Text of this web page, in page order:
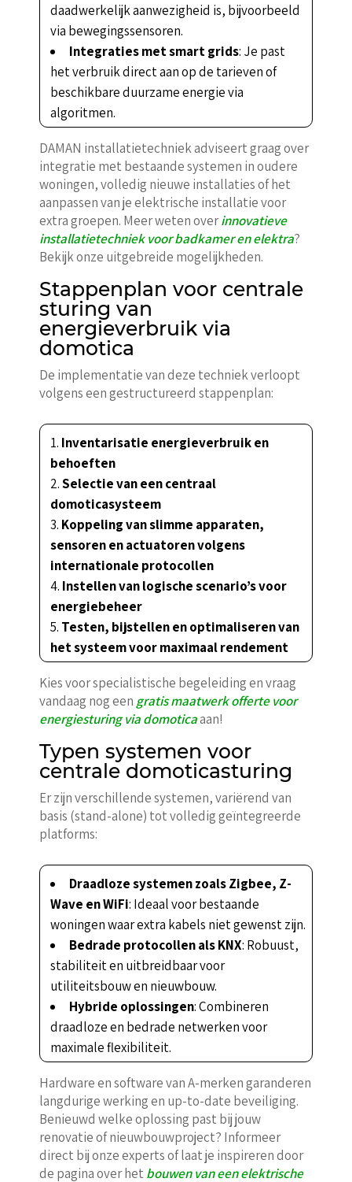
daadwerkelijk aanwezigheid is, bijvoorbeeld
via bewegingssensoren.
Integraties met smart grids: Je past
het verbruik direct aan op de tarieven of
beschikbare duurzame energie via
algoritmen.
DAMAN installatietechniek adviseert graag over
integratie met bestaande systemen in oudere
woningen, volledig nieuwe installaties of het
aanpassen van je elektrische installatie voor
extra groepen. Meer weten overinnovatieve
installatietechniek voor badkamer en elektra?
Bekijk onze uitgebreide mogelijkheden.
Stappenplan voor centrale
sturing van
energieverbruik via
domotica
De implementatie van deze techniek verloopt
volgens een gestructureerd stappenplan:
Inventarisatie energieverbruik en
behoeften
Selectie van een centraal
domoticasysteem
Koppeling van slimme apparaten,
sensoren en actuatoren volgens
internationale protocollen
Instellen van logische scenario’s voor
energiebeheer
Testen, bijstellen en optimaliseren van
het systeem voor maximaal rendement
Kies voor specialistische begeleiding en vraag
vandaag nog een gratis maatwerk offerte voor
energiesturing via domoticaaan!
Typen systemen voor
centrale domoticasturing
Er zijn verschillende systemen, variërend van
basis (stand-alone) tot volledig geïntegreerde
platforms:
Draadloze systemen zoals Zigbee, Z-
Wave en WiFi: Ideaal voor bestaande
woningen waar extra kabels niet gewenst zijn.
Bedrade protocollen als KNX: Robuust,
stabiliteit en uitbreidbaar voor
utiliteitsbouw en nieuwbouw.
Hybride oplossingen: Combineren
draadloze en bedrade netwerken voor
maximale flexibiliteit.
Hardware en software van A-merken garanderen
langdurige werking en up-to-date beveiliging.
Benieuwd welke oplossing past bij jouw
renovatie of nieuwbouwproject? Informeer
direct bij onze experts of laat je inspireren door
de pagina over het bouwen van een elektrische